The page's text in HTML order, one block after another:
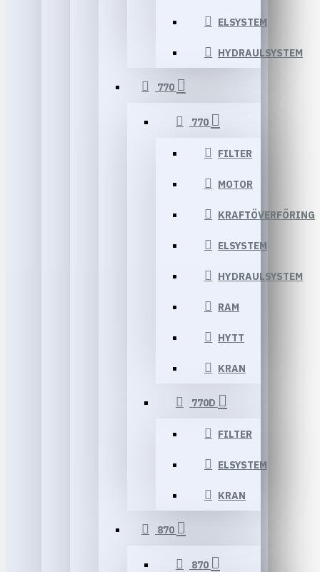
ELSYSTEM
HYDRAULSYSTEM
770
770
FILTER
MOTOR
KRAFTÖVERFÖRING
ELSYSTEM
HYDRAULSYSTEM
RAM
HYTT
KRAN
770D
FILTER
ELSYSTEM
KRAN
870
870